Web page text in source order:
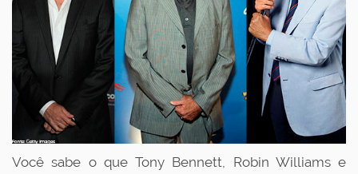
Você sabe o que Tony Bennett, Robin Williams e